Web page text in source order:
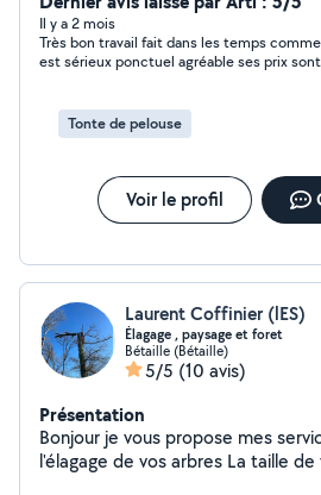
nettoyage, entretien de jardin,
Actuellement en activité dans le
charpente / couverture, donc à
plomberie. Disponible principalement les week-ends.
Travail soigné, ponctuel et motivé n'hésitez pas à me
Il y a 2 mois
Très bon travail fait dans les temps comme
est sérieux ponctuel agréable ses prix
Tonte de pelouse
Voir le profil
Laurent Coffinier (lES)
Élagage , paysage et foret
Bétaille (Bétaille)
5/5 (10 avis)
Présentation
Bonjour je vous propose mes
l'élagage de vos arbres La taille de vos haies Le